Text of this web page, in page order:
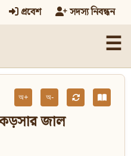
প্রবেশ সদস্য নিবন্ধন
☰
অ+ অ-
জাল